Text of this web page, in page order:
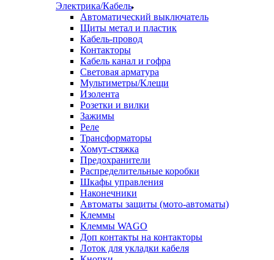
Электрика/Кабель
Автоматический выключатель
Щиты метал и пластик
Кабель-провод
Контакторы
Кабель канал и гофра
Световая арматура
Мультиметры/Клещи
Изолента
Розетки и вилки
Зажимы
Реле
Трансформаторы
Хомут-стяжка
Предохранители
Распределительные коробки
Шкафы управления
Наконечники
Автоматы защиты (мото-автоматы)
Клеммы
Клеммы WAGO
Доп контакты на контакторы
Лоток для укладки кабеля